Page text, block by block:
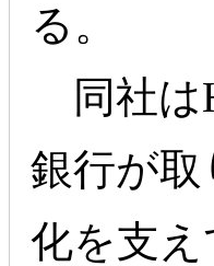
る。
同社は
銀行が
化を支え